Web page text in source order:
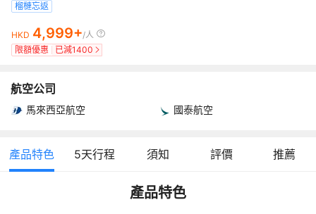
榴槤忘返
HKD 4,999+/人
限額優惠
已減1400
航空公司
馬來西亞航空 國泰航空
產品特色 5天行程 須知 評價 推薦
產品特色